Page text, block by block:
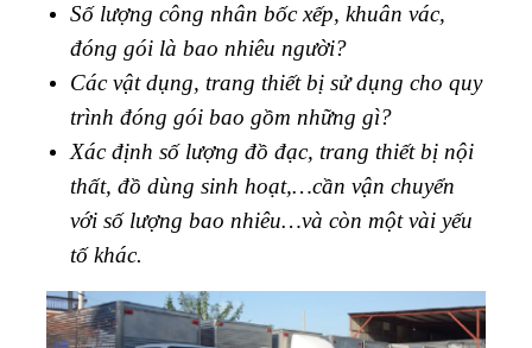
Số lượng công nhân bốc xếp, khuân vác,
đóng gói là bao nhiêu người?
Các vật dụng, trang thiết bị sử dụng cho quy
trình đóng gói bao gồm những gì?
Xác định số lượng đồ đạc, trang thiết bị nội
thất, đồ dùng sinh hoạt,…cần vận chuyển
với số lượng bao nhiêu…và còn một vài yếu
tố khác.